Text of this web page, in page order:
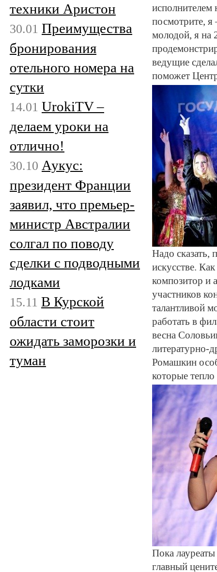
исполнителем
посмотрите, я
молодой, я на
ведущие
поможет
Надо сказать,
искусстве.
композитор и
участников
талантливой
работать в
весна
литературно-
Ромашкин
которые
Пока
главный
техники Аристон
30.01 Преимущества
бронирования
отельного номера на
сутки
14.01 UrokiTV –
делаем уроки на
отлично!
30.10 Аукус:
президент Франции
заявил, что премьер-
министр Австралии
солгал по поводу
сделки с подводными
лодками
15.11 В Курской
области стоит
ожидать заморозки и
туман